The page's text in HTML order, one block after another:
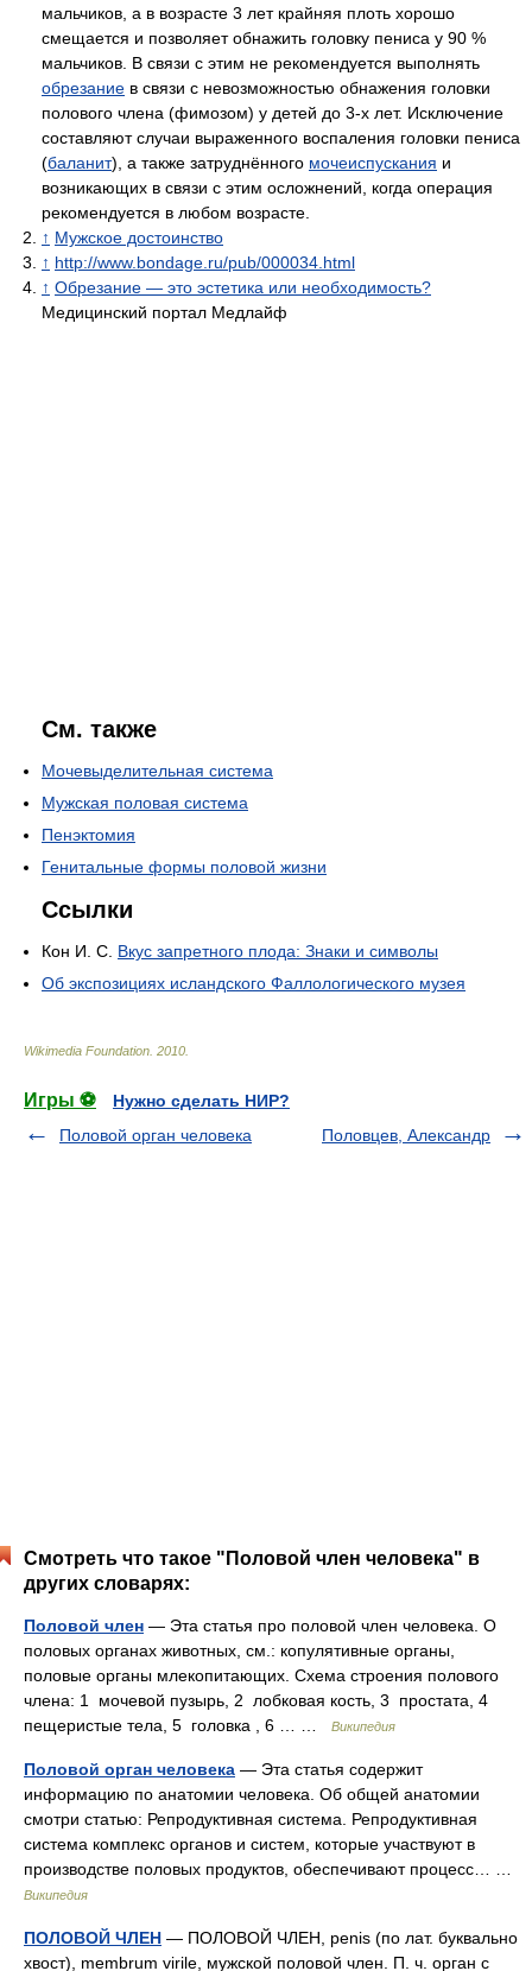
мальчиков, а в возрасте 3 лет крайняя плоть хорошо
смещается и позволяет обнажить головку пениса у 90 %
мальчиков. В связи с этим не рекомендуется выполнять
обрезание в связи с невозможностью обнажения головки
полового члена (фимозом) у детей до 3-х лет. Исключение
составляют случаи выраженного воспаления головки пениса
(баланит), а также затруднённого мочеиспускания и
возникающих в связи с этим осложнений, когда операция
рекомендуется в любом возрасте.
↑ Мужское достоинство
↑ http://www.bondage.ru/pub/000034.html
↑ Обрезание — это эстетика или необходимость?
Медицинский портал Медлайф
См. также
Мочевыделительная система
Мужская половая система
Пенэктомия
Генитальные формы половой жизни
Ссылки
Кон И. С. Вкус запретного плода: Знаки и символы
Об экспозициях исландского Фаллологического музея
Wikimedia Foundation 2010
Игры ⚽
Нужно сделать НИР?
Половой орган человека
Половцев, Александр
Смотреть что такое "Половой член человека" в
других словарях:
Половой член — Эта статья про половой член человека. О
половых органах животных, см.: копулятивные органы,
половые органы млекопитающих. Схема строения полового
члена: 1 мочевой пузырь, 2 лобковая кость, 3 простата, 4
пещеристые тела, 5 головка , 6 … …
Википедия
Половой орган человека — Эта статья содержит
информацию по анатомии человека. Об общей анатомии
смотри статью: Репродуктивная система. Репродуктивная
система комплекс органов и систем, которые участвуют в
производстве половых продуктов, обеспечивают процесс… …
Википедия
ПОЛОВОЙ ЧЛЕН — ПОЛОВОЙ ЧЛЕН, penis (по лат. буквально
хвост), membrum virile, мужской половой член. П. ч. орган с